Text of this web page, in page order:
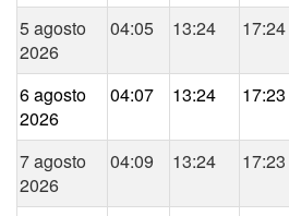
5 agosto
2026
04:05 13:24 17:24
6 agosto
2026
04:07 13:24 17:23
7 agosto
2026
04:09 13:24 17:23